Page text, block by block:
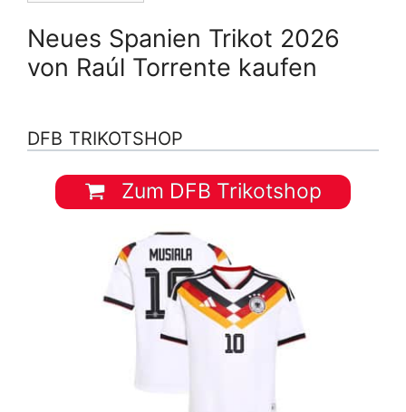
Neues Spanien Trikot 2026
von Raúl Torrente kaufen
DFB TRIKOTSHOP
Zum DFB Trikotshop